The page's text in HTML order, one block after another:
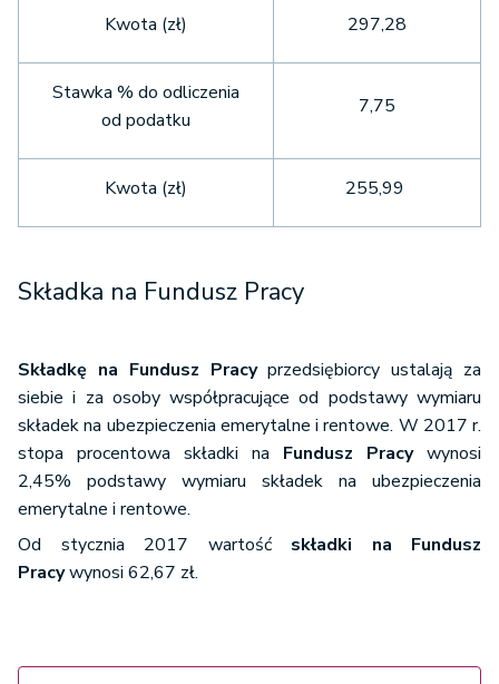
Kwota (zł) 297,28
Stawka % do odliczenia
od podatku
7,75
Kwota (zł) 255,99
Składka na Fundusz Pracy
Składkę na Fundusz Pracyprzedsiębiorcy ustalają za
siebie i za osoby współpracujące od podstawy wymiaru
składek na ubezpieczenia emerytalne i rentowe. W 2017 r.
stopa procentowa składki na Fundusz Pracywynosi
2,45% podstawy wymiaru składek na ubezpieczenia
emerytalne i rentowe.
Od stycznia 2017 wartość składki na Fundusz
Pracywynosi 62,67 zł.